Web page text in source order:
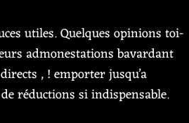
utiles. Quelques opinions toi-
admonestations bavardant
, ! emporter jusqu’a
réductions si indispensable.